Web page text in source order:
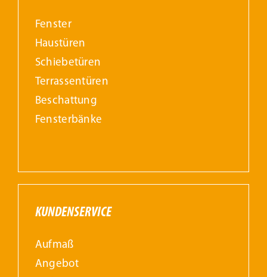
Fenster
Haustüren
Schiebetüren
Terrassentüren
Beschattung
Fensterbänke
KUNDENSERVICE
Aufmaß
Angebot